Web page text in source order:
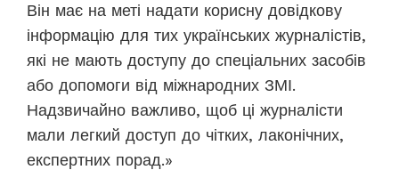
Він має на меті надати корисну довідкову
інформацію для тих українських журналістів,
які не мають доступу до спеціальних засобів
або допомоги від міжнародних ЗМІ.
Надзвичайно важливо, щоб ці журналісти
мали легкий доступ до чітких, лаконічних,
експертних порад.»